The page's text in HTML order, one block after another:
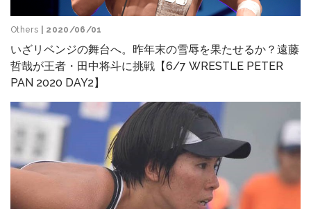
Others | 2020/06/01
いざリベンジの舞台へ。昨年末の雪辱を果たせるか？遠藤
哲哉が王者・田中将斗に挑戦【6/7 WRESTLE PETER
PAN 2020 DAY2】